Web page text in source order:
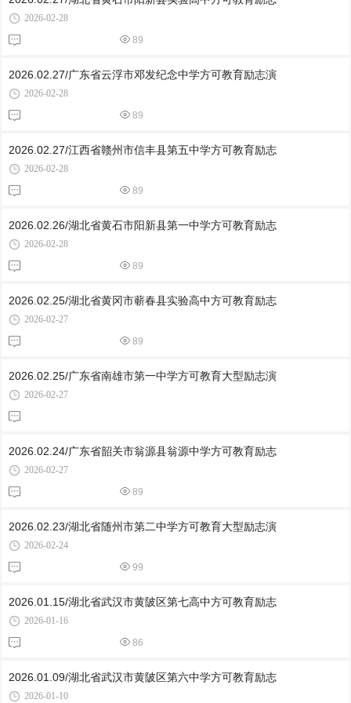
2026-02-28
89
2026.02.27/广东省云浮市邓发纪念中学方可教育励志演
2026-02-28
89
2026.02.27/江西省赣州市信丰县第五中学方可教育励志
2026-02-28
89
2026.02.26/湖北省黄石市阳新县第一中学方可教育励志
2026-02-28
89
2026.02.25/湖北省黄冈市蕲春县实验高中方可教育励志
2026-02-27
89
2026.02.25/广东省南雄市第一中学方可教育大型励志演
2026-02-27
2026.02.24/广东省韶关市翁源县翁源中学方可教育励志
2026-02-27
89
2026.02.23/湖北省随州市第二中学方可教育大型励志演
2026-02-24
99
2026.01.15/湖北省武汉市黄陂区第七高中方可教育励志
2026-01-16
86
2026.01.09/湖北省武汉市黄陂区第六中学方可教育励志
2026-01-10